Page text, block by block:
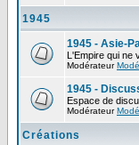
1945
1945 - Asie-
L'Empire qui ne
Modérateur
1945 -
Espace de
Modérateur
Créations